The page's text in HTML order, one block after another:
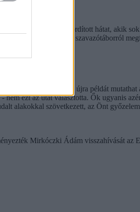
szavazóinak fordított hátat, akik
már a teljes ellenzéki szavazótáborról
során nem először - újra példát mutathat
ezt az utat választotta. Ők ugyanis
alakokkal szövetkezett, az Önt
Mirkóczki Ádám visszahívását az